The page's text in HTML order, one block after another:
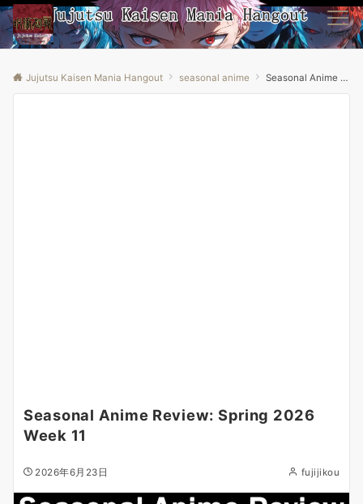
Menu
Jujutsu Kaisen Mania Hangout seasonal anime Seasonal Anime Review: Spring 2026 Week 11
Seasonal Anime Review: Spring 2026
Week 11
2026年6月23日 fujijikou